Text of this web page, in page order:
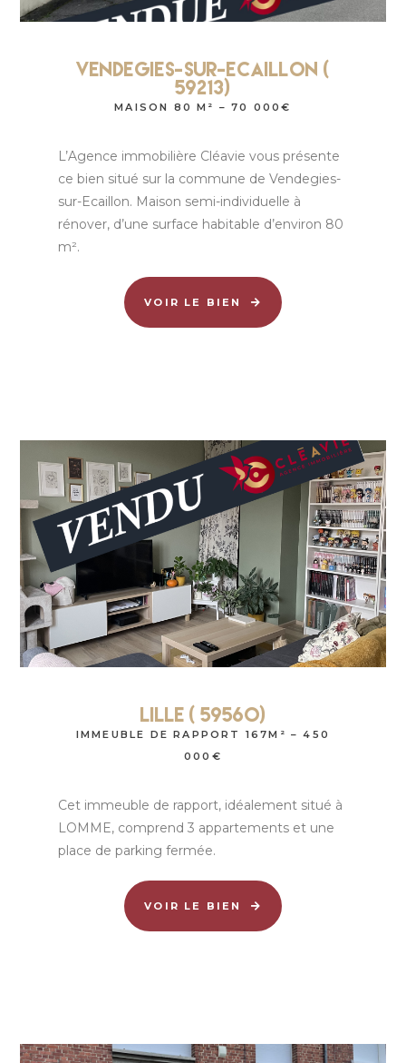
Vendegies-Sur-Ecaillon (
59213)
MAISON 80 M² – 70 000€
L’Agence immobilière Cléavie vous présente
ce bien situé sur la commune de Vendegies-
sur-Ecaillon. Maison semi-individuelle à
rénover, d’une surface habitable d’environ 80
m².
VOIR LE BIEN
Lille ( 59560)
IMMEUBLE DE RAPPORT 167M² – 450
000€
Cet immeuble de rapport, idéalement situé à
LOMME, comprend 3 appartements et une
place de parking fermée.
VOIR LE BIEN